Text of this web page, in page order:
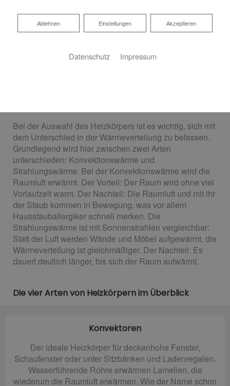
Ihr Partner für Heizkörper
Sie planen einen Neubau oder wollen Ihre alten
Bei der Auswahl des Heizkörpers ist es wichtig, sich mit
dem Unterschied in der Wärmeverteilung zu befassen.
Grundlegend wird hier zwischen zwei Arten
unterschieden: Konvektionswärme und
Strahlungswärme. Bei der Konvektionswärme wird die
Raumluft erwärmt. Der Vorteil: Der Raum wird ohne viel
Vorlaufzeit warm. Der Nachteil: Die Raumluft und mit ihr
der Staub kommen in Bewegung, was vor allem
Hausstauballergiker schnell merken. Die
Strahlungswärme ist mit Sonnenstrahlen vergleichbar:
Statt der Luft werden Wände und Möbel aufgewärmt, die
Wärmeverteilung ist gleichmäßiger. Der Nachteil: Es
dauert deutlich länger, bis sich der Raum aufwärmt.
Die vier Arten von Heizkörpern im Überblick
Konvektoren
Der ideale Heizkörper für deckenhohe Fenster,
Schaufenster oder unter Sitzbänken und Ladenregalen.
Wasserführende Rohre erwärmen Lamellen, die
wiederum die Raumluft erwärmen. Wie der Name schon
Akzeptieren
Einstellungen
Ablehnen
Ablehnen
Datenschutz Impressum